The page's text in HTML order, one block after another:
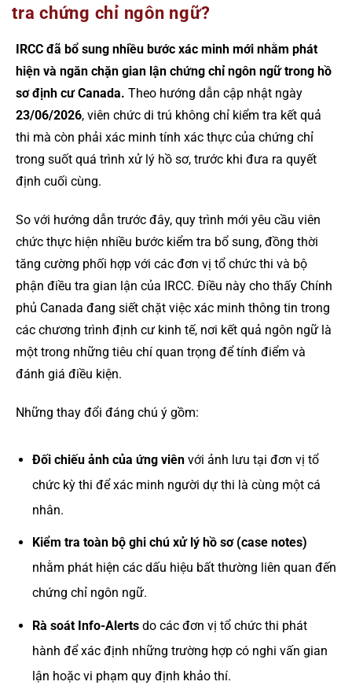
tra chứng chỉ ngôn ngữ?
IRCC đã bổ sung nhiều bước xác minh mới nhằm phát
hiện và ngăn chặn gian lận chứng chỉ ngôn ngữ trong hồ
sơ định cư Canada. Theo hướng dẫn cập nhật ngày
23/06/2026, viên chức di trú không chỉ kiểm tra kết quả
thi mà còn phải xác minh tính xác thực của chứng chỉ
trong suốt quá trình xử lý hồ sơ, trước khi đưa ra quyết
định cuối cùng.
So với hướng dẫn trước đây, quy trình mới yêu cầu viên
chức thực hiện nhiều bước kiểm tra bổ sung, đồng thời
tăng cường phối hợp với các đơn vị tổ chức thi và bộ
phận điều tra gian lận của IRCC. Điều này cho thấy Chính
phủ Canada đang siết chặt việc xác minh thông tin trong
các chương trình định cư kinh tế, nơi kết quả ngôn ngữ là
một trong những tiêu chí quan trọng để tính điểm và
đánh giá điều kiện.
Những thay đổi đáng chú ý gồm:
Đối chiếu ảnh của ứng viênvới ảnh lưu tại đơn vị tổ
chức kỳ thi để xác minh người dự thi là cùng một cá
nhân.
Kiểm tra toàn bộ ghi chú xử lý hồ sơ (case notes)
nhằm phát hiện các dấu hiệu bất thường liên quan đến
chứng chỉ ngôn ngữ.
Rà soát Info-Alertsdo các đơn vị tổ chức thi phát
hành để xác định những trường hợp có nghi vấn gian
lận hoặc vi phạm quy định khảo thí.